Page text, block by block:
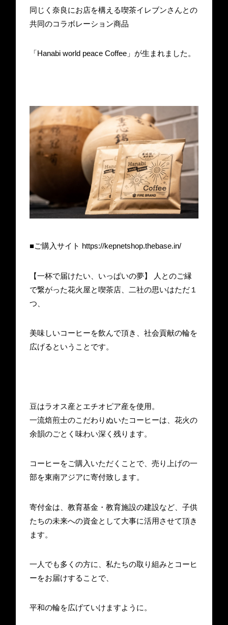
同じく奈良にお店を構える喫茶イレブンさんとの
共同のコラボレーション商品
「Hanabi world peace Coffee」が生まれました。
■ご購入サイト https://kepnetshop.thebase.in/
【一杯で届けたい、いっぱいの夢】 人とのご縁
で繋がった花火屋と喫茶店、二社の思いはただ１
つ、
美味しいコーヒーを飲んで頂き、社会貢献の輪を
広げるということです。
豆はラオス産とエチオピア産を使用。
一流焙煎士のこだわりぬいたコーヒーは、花火の
余韻のごとく味わい深く残ります。
コーヒーをご購入いただくことで、売り上げの一
部を東南アジアに寄付致します。
寄付金は、教育基金・教育施設の建設など、子供
たちの未来への資金として大事に活用させて頂き
ます。
一人でも多くの方に、私たちの取り組みとコーヒ
ーをお届けすることで、
平和の輪を広げていけますように。